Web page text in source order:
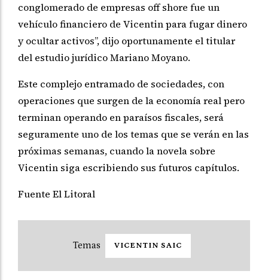
conglomerado de empresas off shore fue un
vehículo financiero de Vicentin para fugar dinero
y ocultar activos”, dijo oportunamente el titular
del estudio jurídico Mariano Moyano.
Este complejo entramado de sociedades, con
operaciones que surgen de la economía real pero
terminan operando en paraísos fiscales, será
seguramente uno de los temas que se verán en las
próximas semanas, cuando la novela sobre
Vicentin siga escribiendo sus futuros capítulos.
Fuente El Litoral
VICENTIN SAIC